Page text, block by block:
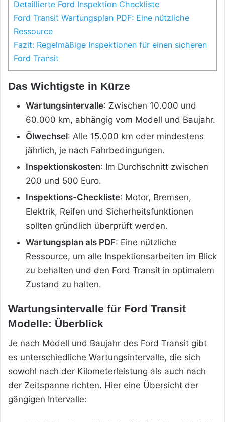
Detaillierte Ford Inspektion Checkliste
Ford Transit Wartungsplan PDF: Eine nützliche
Ressource
Fazit: Regelmäßige Inspektionen für einen sicheren
Ford Transit
Das Wichtigste in Kürze
Wartungsintervalle: Zwischen 10.000 und
60.000 km, abhängig vom Modell und Baujahr.
Ölwechsel: Alle 15.000 km oder mindestens
jährlich, je nach Fahrbedingungen.
Inspektionskosten: Im Durchschnitt zwischen
200 und 500 Euro.
Inspektions-Checkliste: Motor, Bremsen,
Elektrik, Reifen und Sicherheitsfunktionen
sollten gründlich überprüft werden.
Wartungsplan als PDF: Eine nützliche
Ressource, um alle Inspektionsarbeiten im Blick
zu behalten und den Ford Transit in optimalem
Zustand zu halten.
Wartungsintervalle für Ford Transit
Modelle: Überblick
Je nach Modell und Baujahr des Ford Transit gibt
es unterschiedliche Wartungsintervalle, die sich
sowohl nach der Kilometerleistung als auch nach
der Zeitspanne richten. Hier eine Übersicht der
gängigen Intervalle: